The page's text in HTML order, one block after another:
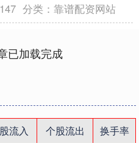
147 分类：靠谱配资网站
已加载完成
流入 个股流出
换手率